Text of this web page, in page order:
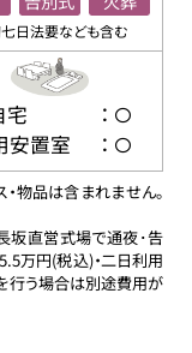
日法要なども含む
宅
：
安置室
：
物品は含まれません。
坂直営式場で通夜･告
万円(税込)・二日利用
行う場合は別途費用が